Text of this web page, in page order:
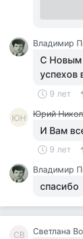
Владимир
С Новым
успехов
9 лет
ЮН Юрий
И Вам
9 лет
Владимир
спасибо
СВ Светлана